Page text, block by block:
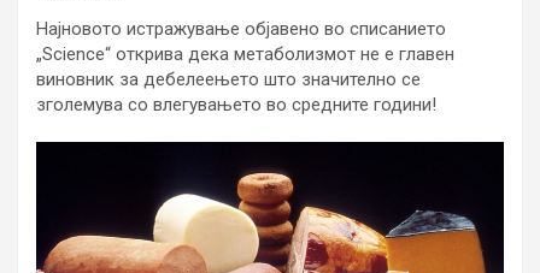
Најновото истражување објавено во списанието
„Science“ открива дека метаболизмот не е главен
виновник за дебелеењето што значително се
зголемува со влегувањето во средните години!